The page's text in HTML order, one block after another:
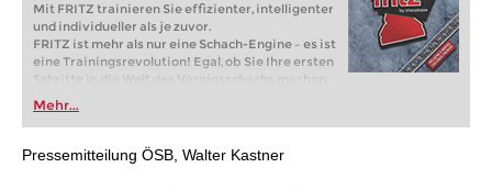
Mit FRITZ trainieren Sie effizienter, intelligenter
und individueller als je zuvor.
FRITZ ist mehr als nur eine Schach-Engine – es ist
eine Trainingsrevolution! Egal, ob Sie Ihre ersten
Schritte in die Welt des Vereinsschachs machen
oder bereits auf Turnierniveau spielen: Mit
FRITZ trainieren Sie effizienter, intelligenter und
individueller als je zuvor.
Mehr...
Pressemitteilung ÖSB, Walter Kastner